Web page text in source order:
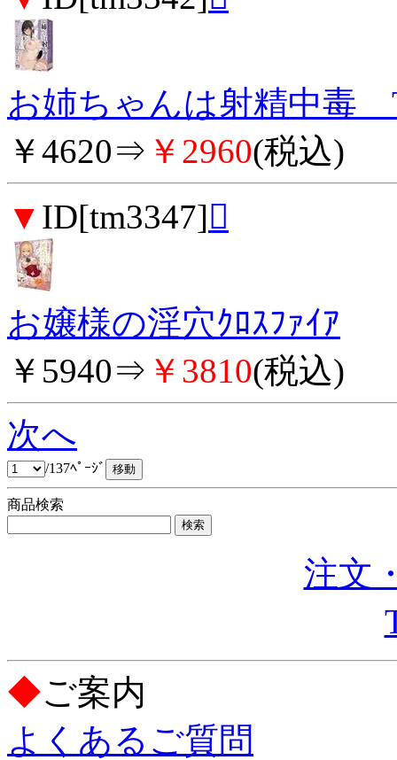
お姉ちゃんは射精中
￥4620⇒ ￥2960(税込)
▼ ID[tm3347]
お嬢様の淫穴ｸﾛｽﾌｧｲｱ
￥5940⇒ ￥3810(税込)
次へ
/137ﾍﾟｰｼﾞ
商品検索
注文
◆ご案内
よくあるご質問